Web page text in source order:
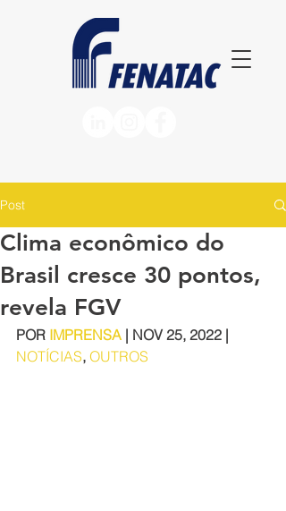
Post
Clima econômico do
Brasil cresce 30 pontos,
revela FGV
POR IMPRENSA | NOV 25, 2022 |
NOTÍCIAS, OUTROS